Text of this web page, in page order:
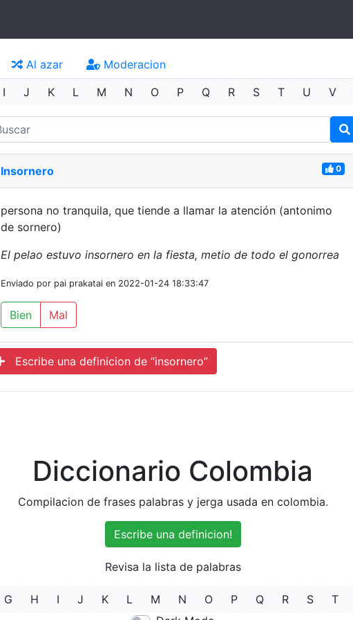
Al azar
Moderacion
I J K L M N O P Q R S T U V
Insornero 0
persona no tranquila, que tiende a llamar la atención (antonimo
de sornero)
El pelao estuvo insornero en la fiesta, metio de todo el gonorrea
Enviado por pai prakatai en 2022-01-24 18:33:47
Bien Mal
Escribe una definicion de “insornero”
Diccionario Colombia
Compilacion de frases palabras y jerga usada en colombia.
Escribe una definicion!
Revisa la lista de palabras
G H I J K L M N O P Q R S T